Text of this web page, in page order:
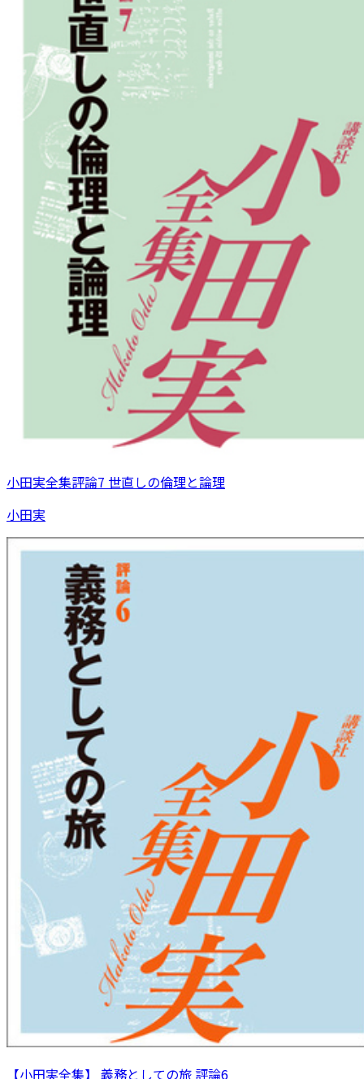
小田実全集評論7 世直しの倫理と論理
小田実
【小田実全集】 義務としての旅 評論6